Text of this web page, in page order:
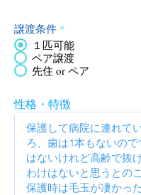
譲渡条件 *
１匹可能
ペア譲渡
先住 or ペア
性格・特徴